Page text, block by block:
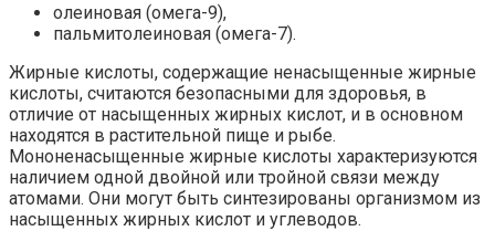
олеиновая (омега-9),
пальмитолеиновая (омега-7).
Жирные кислоты, содержащие ненасыщенные жирные
кислоты, считаются безопасными для здоровья, в
отличие от насыщенных жирных кислот, и в основном
находятся в растительной пище и рыбе.
Мононенасыщенные жирные кислоты характеризуются
наличием одной двойной или тройной связи между
атомами. Они могут быть синтезированы организмом из
насыщенных жирных кислот и углеводов.